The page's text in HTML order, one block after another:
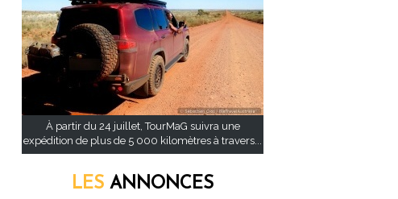
À partir du 24 juillet, TourMaG suivra une
expédition de plus de 5 000 kilomètres à travers...
LES ANNONCES